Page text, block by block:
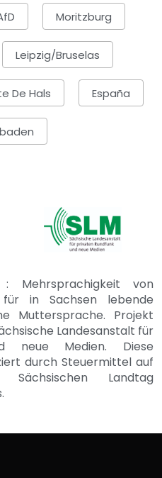
Moritzburg
Leipzig/Bruselas
De Hals España
: Mehrsprachigkeit von
in Sachsen lebende
Muttersprache. Projekt
Landesanstalt für
neue Medien. Diese
durch Steuermittel auf
Landtag